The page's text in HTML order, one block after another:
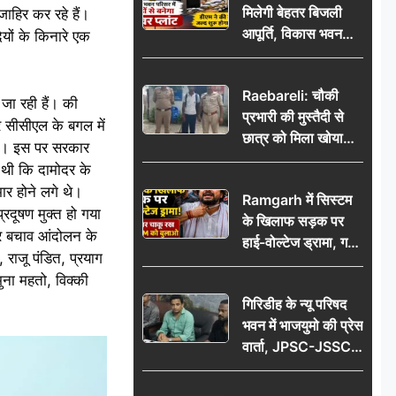
कर रहे हैं।
के किनारे एक
रही हैं। की
सीसीएल के बगल में
इस पर सरकार
कि दामोदर के
होने लगे थे।
मुक्त हो गया
बचाव आंदोलन के
राजू पंडित, प्रयाग
महतो, विक्की
मिलेगी बेहतर बिजली
आपूर्ति, विकास भवन
परिसर में करोड़ों से
Raebareli: चौकी
प्रभारी की मुस्तैदी से
छात्र को मिला खोया
बैग, जरूरी दस्तावेज
पुलिस टीम का जताया
आभार
Ramgarh में सिस्टम
के खिलाफ सड़क पर
हाई-वोल्टेज ड्रामा, गर्दन
पर चाकू रख बोला- CM
वायरल
गिरिडीह के न्यू परिषद
भवन में भाजयुमो की प्रेस
वार्ता, JPSC-JSSC
पेपर लीक के विरोध में